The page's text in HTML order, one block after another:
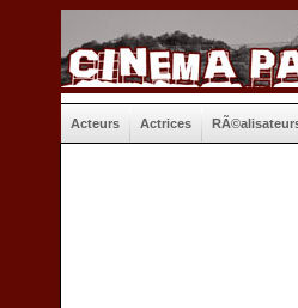
Acteurs Actrices